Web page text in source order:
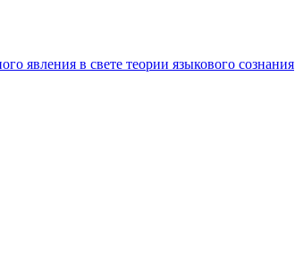
явления в свете теории языкового сознания